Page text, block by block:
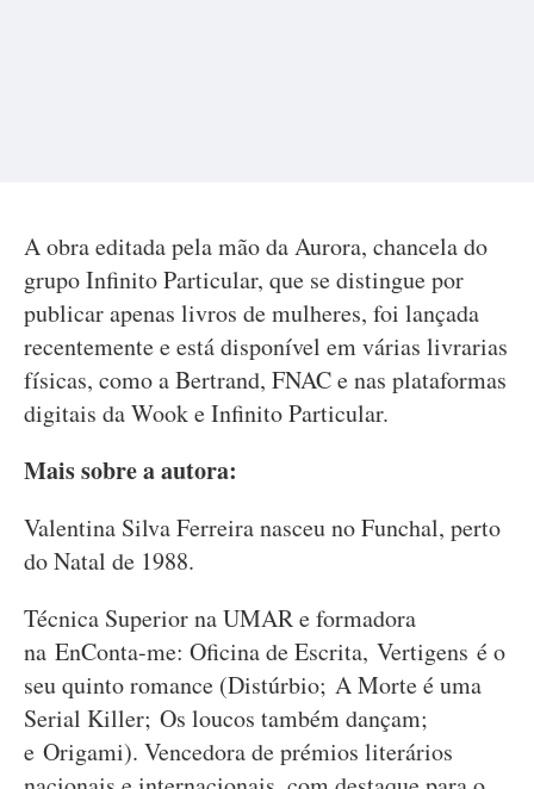
A obra editada pela mão da Aurora, chancela do
grupo Infinito Particular, que se distingue por
publicar apenas livros de mulheres, foi lançada
recentemente e está disponível em várias livrarias
físicas, como a Bertrand, FNAC e nas plataformas
digitais da Wook e Infinito Particular.
Mais sobre a autora:
Valentina Silva Ferreira nasceu no Funchal, perto
do Natal de 1988.
Técnica Superior na UMAR e formadora
na EnConta-me: Oficina de Escrita, Vertigens é o
seu quinto romance (Distúrbio; A Morte é uma
Serial Killer; Os loucos também dançam;
e Origami). Vencedora de prémios literários